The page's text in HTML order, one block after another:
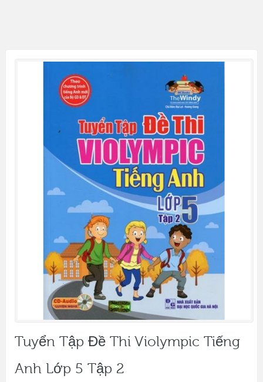
Tuyển Tập Đề Thi Violympic Tiếng
Anh Lớp 5 Tập 2